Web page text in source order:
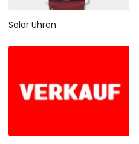
Solar Uhren